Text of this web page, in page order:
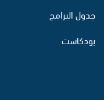
جدول البرامج
بودكاست